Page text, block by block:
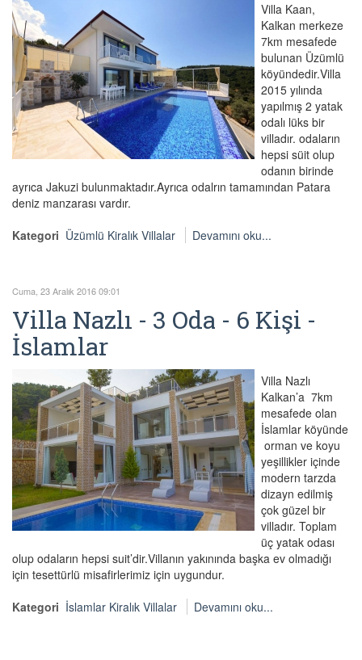
Villa Kaan,
Kalkan merkeze
7km mesafede
bulunan Üzümlü
köyündedir.Villa
2015 yılında
yapılmış 2 yatak
odalı lüks bir
villadır. odaların
hepsi süit olup
odanın birinde
ayrıca Jakuzi bulunmaktadır.Ayrıca odalrın tamamından Patara
deniz manzarası vardır.
Kategori Üzümlü Kiralık Villalar Devamını oku...
Cuma, 23 Aralık 2016 09:01
Villa Nazlı - 3 Oda - 6 Kişi -
İslamlar
Villa Nazlı
Kalkan’a 7km
mesafede olan
İslamlar köyünde
orman ve koyu
yeşillikler içinde
modern tarzda
dizayn edilmiş
çok güzel bir
villadır. Toplam
üç yatak odası
olup odaların hepsi suit’dir.Villanın yakınında başka ev olmadığı
için tesettürlü misafirlerimiz için uygundur.
Kategori İslamlar Kiralık Villalar Devamını oku...